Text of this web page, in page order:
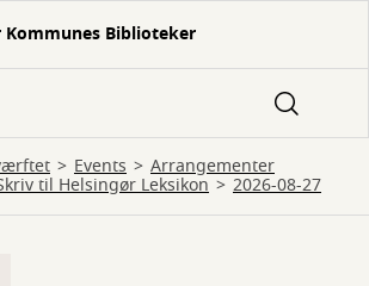
Kommunes Biblioteker
Events Arrangementer
til Helsingør Leksikon 2026-08-27